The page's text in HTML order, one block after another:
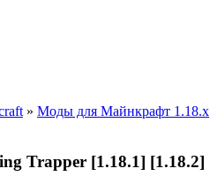
» Моды для Майнкрафт 1.18.x
Trapper [1.18.1] [1.18.2]